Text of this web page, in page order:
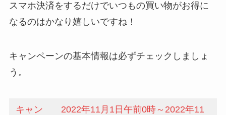
スマホ決済をするだけでいつもの買い物がお得に
なるのはかなり嬉しいですね！
キャンペーンの基本情報は必ずチェックしましょ
う。
キャン
2022年11月1日午前0時～2022年11